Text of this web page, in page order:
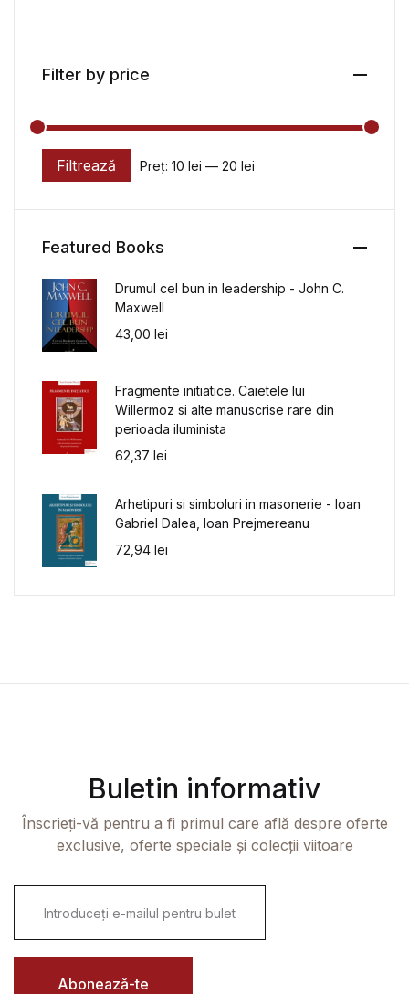
Filter by price
Preț minim
Preț maxim
Filtrează Preț: 10 lei — 20 lei
Featured Books
Drumul cel bun in leadership - John C.
Maxwell
43,00 lei
Fragmente initiatice. Caietele lui
Willermoz si alte manuscrise rare din
perioada iluminista
62,37 lei
Arhetipuri si simboluri in masonerie - Ioan
Gabriel Dalea, Ioan Prejmereanu
72,94 lei
Buletin informativ
Înscrieți-vă pentru a fi primul care află despre oferte
exclusive, oferte speciale și colecții viitoare
i
l
Abonează-te